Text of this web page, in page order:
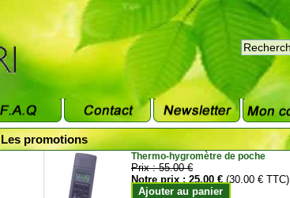
Les promotions
Thermo-hygromètre de poche
Prix :55.00 €
Notre prix :25.00 € (30.00 € TTC)
Ajouter au panier